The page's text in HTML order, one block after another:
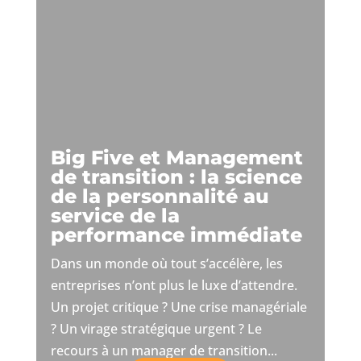
Big Five et Management
de transition : la science
de la personnalité au
service de la
performance immédiate
Dans un monde où tout s’accélère, les
entreprises n’ont plus le luxe d’attendre.
Un projet critique ? Une crise managériale
? Un virage stratégique urgent ? Le
recours à un manager de transition...